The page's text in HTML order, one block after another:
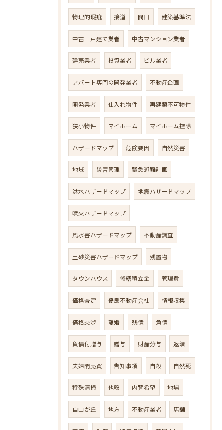
物理的瑕疵 接道 間口 建築基準法
中古一戸建て業者 中古マンション業者
建売業者 投資業者 ビル業者
アパート専門の開発業者 不動産企画
開発業者 仕入れ物件 再建築不可物件
狭小物件 マイホーム マイホーム控除
ハザードマップ 危険要因 自然災害
地域 災害管理 緊急避難計画
洪水ハザードマップ 地震ハザードマップ
噴火ハザードマップ
風水害ハザードマップ 不動産調査
土砂災害ハザードマップ 残置物
タウンハウス 修繕積立金 管理費
価格査定 優良不動産会社 情報収集
価格交渉 離婚 残債 負債
負債付贈与 贈与 財産分与 返済
夫婦間売買 告知事項 自殺 自然死
特殊清掃 他殺 内覧希望 地場
自由が丘 地方 不動産業者 店舗